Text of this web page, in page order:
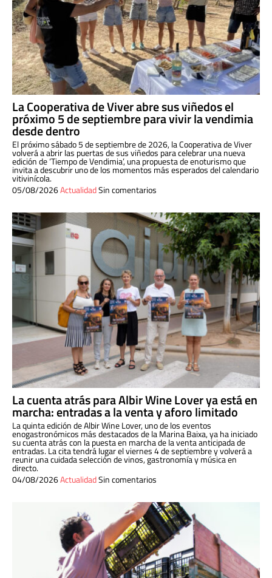
La Cooperativa de Viver abre sus viñedos el
próximo 5 de septiembre para vivir la vendimia
desde dentro
El próximo sábado 5 de septiembre de 2026, la Cooperativa de Viver
volverá a abrir las puertas de sus viñedos para celebrar una nueva
edición de ‘Tiempo de Vendimia’, una propuesta de enoturismo que
invita a descubrir uno de los momentos más esperados del calendario
vitivinícola.
05/08/2026ActualidadSin comentarios
La cuenta atrás para Albir Wine Lover ya está en
marcha: entradas a la venta y aforo limitado
La quinta edición de Albir Wine Lover, uno de los eventos
enogastronómicos más destacados de la Marina Baixa, ya ha iniciado
su cuenta atrás con la puesta en marcha de la venta anticipada de
entradas. La cita tendrá lugar el viernes 4 de septiembre y volverá a
reunir una cuidada selección de vinos, gastronomía y música en
directo.
04/08/2026ActualidadSin comentarios